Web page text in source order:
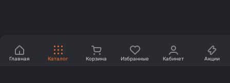
Главная Каталог Корзина Избранные Кабинет Акции